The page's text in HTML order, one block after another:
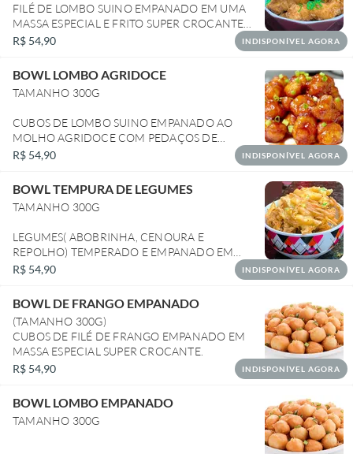
FILÉ DE LOMBO SUINO EMPANADO EM UMA
MASSA ESPECIAL E FRITO SUPER CROCANTE
POR FORA E MACIO POR DENTRO.
R$ 54,90 INDISPONÍVEL AGORA
BOWL LOMBO AGRIDOCE
TAMANHO 300G
CUBOS DE LOMBO SUINO EMPANADO AO
MOLHO AGRIDOCE COM PEDAÇOS DE
PIMENTÃO, CEBOLA E ABACAXI.
R$ 54,90 INDISPONÍVEL AGORA
BOWL TEMPURA DE LEGUMES
TAMANHO 300G
LEGUMES( ABOBRINHA, CENOURA E
REPOLHO) TEMPERADO E EMPANADO EM
R$ 54,90 INDISPONÍVEL AGORA
BOWL DE FRANGO EMPANADO
(TAMANHO 300G)
CUBOS DE FILÉ DE FRANGO EMPANADO EM
MASSA ESPECIAL SUPER CROCANTE.
R$ 54,90
INDISPONÍVEL AGORA
BOWL LOMBO EMPANADO
TAMANHO 300G